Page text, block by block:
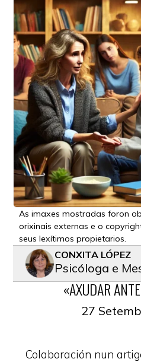
As imaxes mostradas foron
orixinais externas e o
seus lexítimos propietarios.
CONXITA LÓPEZ
Psicóloga e
«AXUDAR
27
Colaboración nun